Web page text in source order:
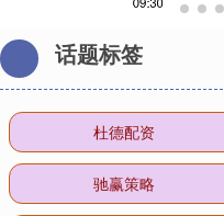
话题标签
杜德配资
驰赢策略